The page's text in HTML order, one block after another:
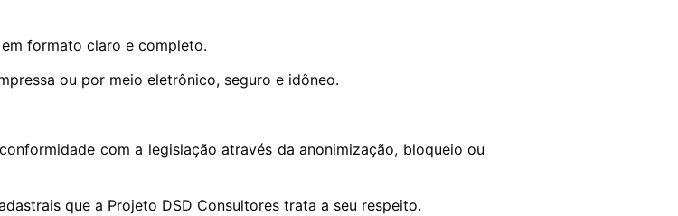
formato claro e completo.
ou por meio eletrônico, seguro e idôneo.
com a legislação através da anonimização, bloqueio ou
que a Projeto DSD Consultores trata a seu respeito.